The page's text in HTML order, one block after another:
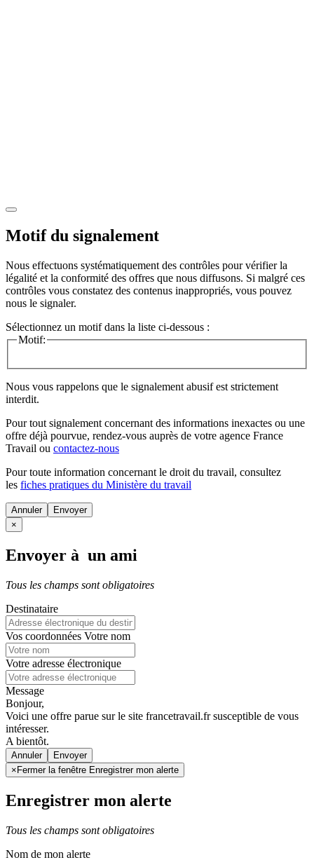
Motif du signalement
Nous effectuons systématiquement des contrôles pour vérifier la
légalité et la conformité des offres que nous diffusons. Si malgré ces
contrôles vous constatez des contenus inappropriés, vous pouvez
nous le signaler.
Sélectionnez un motif dans la liste ci-dessous :
Motif:
Nous vous rappelons que le signalement abusif est strictement
interdit.
Pour tout signalement concernant des informations inexactes ou une
offre déjà pourvue, rendez-vous auprès de votre agence France
Travail ou contactez-nous
Pour toute information concernant le droit du travail, consultez
les fiches pratiques du Ministère du travail
Annuler
×
Envoyer à un ami
Tous les champs sont obligatoires
Destinataire
Vos coordonnées Votre nom
Votre adresse électronique
Message
Bonjour,
Voici une offre parue sur le site francetravail.fr susceptible de vous
intéresser.
A bientôt.
Annuler
× Fermer la fenêtre Enregistrer mon alerte
Enregistrer mon alerte
Tous les champs sont obligatoires
Nom de mon alerte